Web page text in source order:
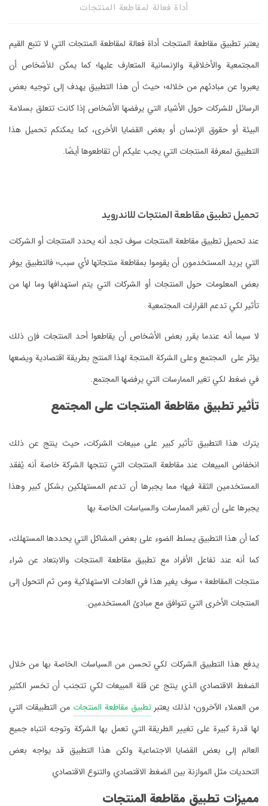
أداة فعالة لمقاطعة المنتجات
‏يعتبر تطبيق مقاطعة المنتجات أداة فعالة لمقاطعة المنتجات التي لا تتبع القيم
المجتمعية والأخلاقية والإنسانية المتعارف عليها؛ كما يمكن للأشخاص أن
يعبروا عن مبادئهم من خلاله؛ حيث أن هذا التطبيق يهدف إلى توجيه بعض
الرسائل للشركات حول الأشياء التي يرفضها الأشخاص إذا كانت تتعلق بسلامة
البيئة أو حقوق الإنسان أو بعض القضايا الأخرى، كما يمكنكم تحميل هذا
التطبيق لمعرفة المنتجات التي يجب عليكم أن تقاطعوها أيضًا.
‏تحميل تطبيق مقاطعة المنتجات للاندرويد
‏عند تحميل تطبيق مقاطعة المنتجات سوف تجد أنه يحدد المنتجات أو الشركات
التي يريد المستخدمون أن يقوموا بمقاطعة منتجاتها لأي سبب؛ فالتطبيق يوفر
بعض المعلومات حول المنتجات أو الشركات التي يتم استهدافها وما لها من
تأثير لكي تدعم القرارات المجتمعية
لا سيما أنه ‏عندما يقرر بعض الأشخاص أن يقاطعوا أحد المنتجات فإن ذلك
يؤثر على المجتمع وعلى الشركة المنتجة لهذا المنتج بطريقة اقتصادية ويضعها
في ضغط لكي تغير الممارسات التي يرفضها المجتمع.
‏تأثير تطبيق مقاطعة المنتجات على المجتمع
‏يترك هذا التطبيق تأثير كبير على مبيعات الشركات، حيث ينتج عن ذلك
انخفاض المبيعات عند مقاطعة المنتجات التي تنتجها الشركة خاصة أنه يُفقد
المستخدمين الثقة فيها؛ مما يجبرها أن تدعم المستهلكين بشكل كبير وهذا
يجبرها على أن تغير الممارسات والسياسات الخاصة بها
‏كما أن هذا التطبيق يسلط الضوء على بعض المشاكل التي يحددها المستهلك،
كما أنه عند تفاعل الأفراد مع تطبيق مقاطعة المنتجات والابتعاد عن شراء
منتجات المقاطعة ؛ سوف يغير هذا في العادات الاستهلاكية ومن ثم التحول إلى
المنتجات الأخرى التي تتوافق مع مبادئ المستخدمين.
‏يدفع هذا التطبيق الشركات لكي تحسن من السياسات الخاصة بها من خلال
الضغط الاقتصادي الذي ينتج عن قلة المبيعات لكي تتجنب أن تخسر الكثير
من العملاء الآخرون؛ لذلك يعتبرتطبيق مقاطعة المنتجات من التطبيقات التي
لها قدرة كبيرة على تغيير الطريقة التي تعمل بها الشركة وتوجه انتباه جميع
العالم إلى بعض القضايا الاجتماعية ولكن هذا التطبيق قد يواجه بعض
التحديات مثل الموازنة بين الضغط الاقتصادي والتنوع الاقتصادي
‏مميزات تطبيق مقاطعة المنتجات